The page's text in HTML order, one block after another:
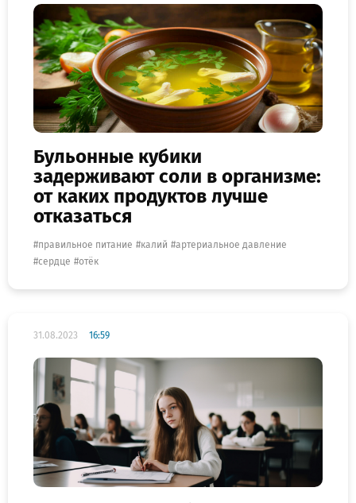
Бульонные кубики
задерживают соли в организме:
от каких продуктов лучше
отказаться
правильное питание калий
артериальное давление
сердце
отёк
31.08.2023 16:59